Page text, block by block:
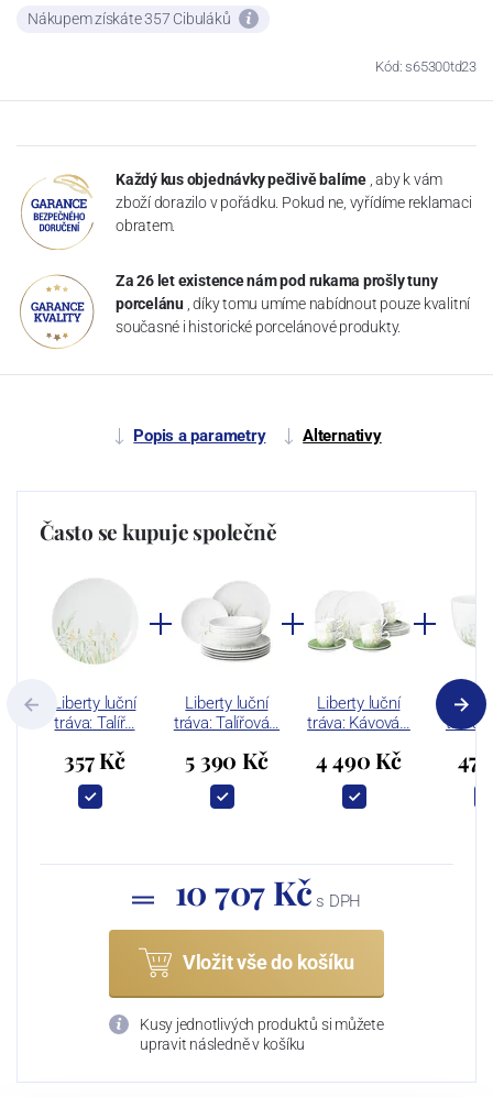
Nákupem získáte 357 Cibuláků
Kód: s65300td23
Každý kus objednávky pečlivě balíme , aby k vám
zboží dorazilo v pořádku. Pokud ne, vyřídíme reklamaci
obratem.
Za 26 let existence nám pod rukama prošly tuny
porcelánu , díky tomu umíme nabídnout pouze kvalitní
současné i historické porcelánové produkty.
Popis a parametry Alternativy
Často se kupuje společně
Liberty luční
tráva: Talíř…
357 Kč
Liberty luční
tráva: Talířová…
5 390 Kč
Liberty luční
tráva: Kávová…
4 490 Kč
tráva:
10 707 Kč s DPH
Vložit vše do košíku
Kusy jednotlivých produktů si můžete
upravit následně v košíku